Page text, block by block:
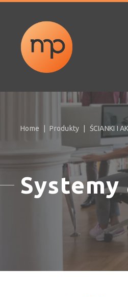
Home Produkty ŚCIANKI I